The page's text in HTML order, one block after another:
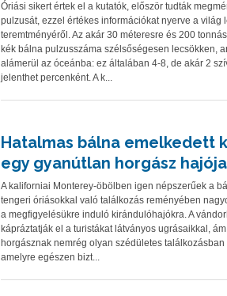
Óriási sikert értek el a kutatók, először tudták
pulzusát, ezzel értékes információkat nyerve a világ
teremtményéről. Az akár 30 méteresre és 200
kék bálna pulzusszáma szélsőségesen lecsökken,
alámerül az óceánba: ez általában 4-8, de akár 2
jelenthet percenként. A k...
Hatalmas bálna emelkedett
egy gyanútlan horgász
A kaliforniai Monterey-öbölben igen népszerűek a
tengeri óriásokkal való találkozás reményében
a megfigyelésükre induló kirándulóhajókra. A
kápráztatják el a turistákat látványos ugrásaikkal,
horgásznak nemrég olyan szédületes találkozásban
amelyre egészen bizt...